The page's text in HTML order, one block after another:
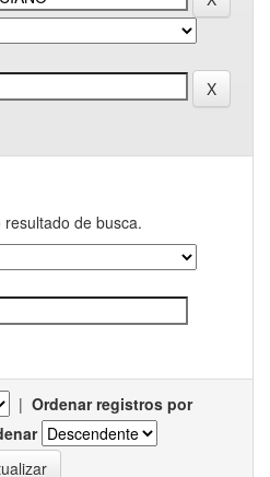
de busca.
| Ordenar registros por